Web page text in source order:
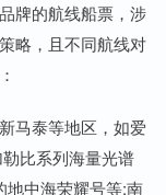
牌的航线船票，涉
略，且不同航线对
马泰等地区，如爱
比系列海量光谱
地中海荣耀号等;南